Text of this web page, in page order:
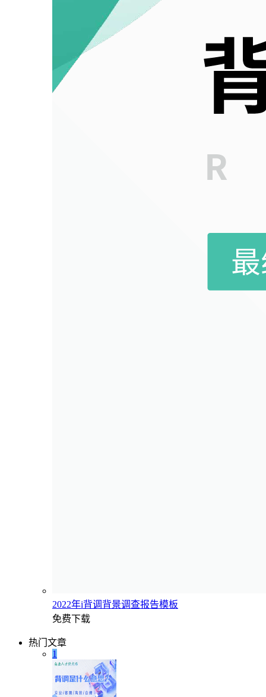
2022年i背调背景调查报告模板
免费下载
热门文章
1